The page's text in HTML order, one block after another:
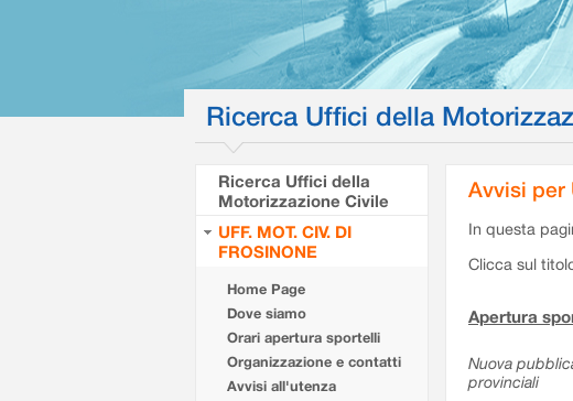
Ricerca Uffici della
Ricerca Uffici della
Motorizzazione Civile
UFF. MOT. CIV. DI
FROSINONE
Home Page
Dove siamo
Orari apertura sportelli
Organizzazione e contatti
Avvisi all'utenza
Avvisi per
In questa
Clicca sul
Apertura
Nuova
provinciali